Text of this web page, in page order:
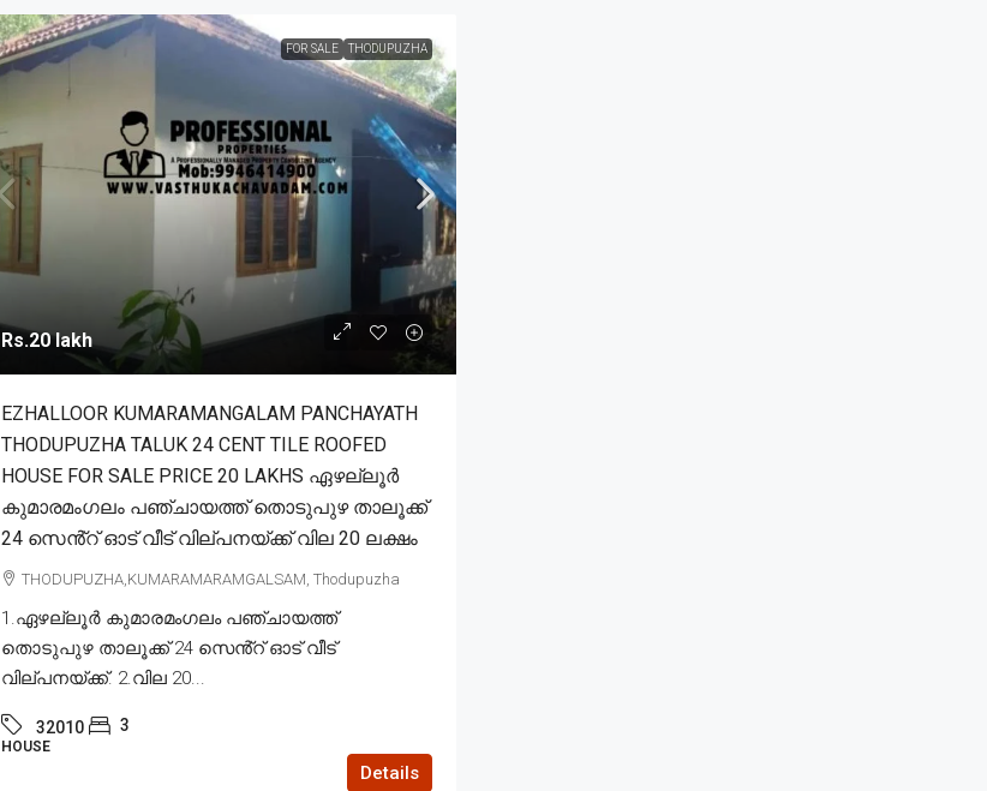
FOR SALE THODUPUZHA
Rs.20 lakh
EZHALLOOR KUMARAMANGALAM PANCHAYATH
THODUPUZHA TALUK 24 CENT TILE ROOFED
HOUSE FOR SALE PRICE 20 LAKHS ഏഴല്ലൂർ
കുമാരമംഗലം പഞ്ചായത്ത് തൊടുപുഴ താലൂക്ക്
24 സെൻ്റ് ഓട് വീട് വില്പനയ്ക്ക് വില 20 ലക്ഷം
THODUPUZHA,KUMARAMARAMGALSAM, Thodupuzha
1.ഏഴല്ലൂർ കുമാരമംഗലം പഞ്ചായത്ത്
തൊടുപുഴ താലൂക്ക് 24 സെൻ്റ് ഓട് വീട്
വില്പനയ്ക്ക്. 2.വില 20...
32010 3
HOUSE
Details